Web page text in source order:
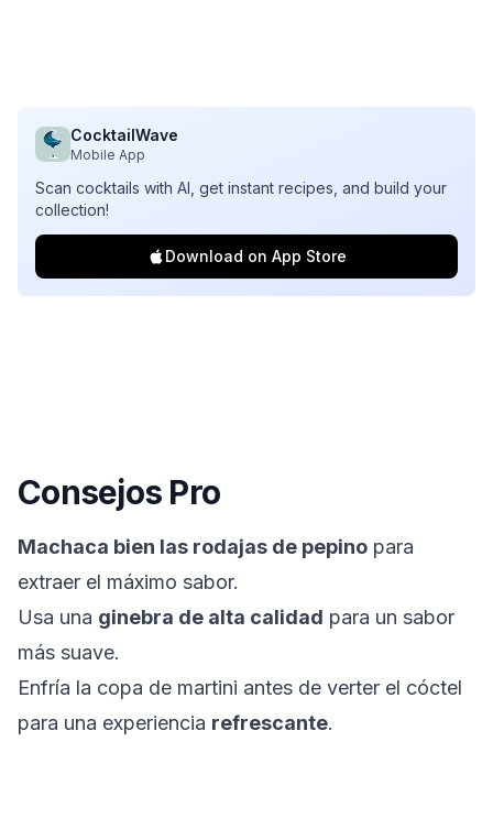
CocktailWave
Mobile App
Scan cocktails with AI, get instant recipes, and build your
collection!
Download on App Store
Consejos Pro
Machaca bien las rodajas de pepino para
extraer el máximo sabor.
Usa una ginebra de alta calidad para un sabor
más suave.
Enfría la copa de martini antes de verter el cóctel
para una experiencia refrescante.